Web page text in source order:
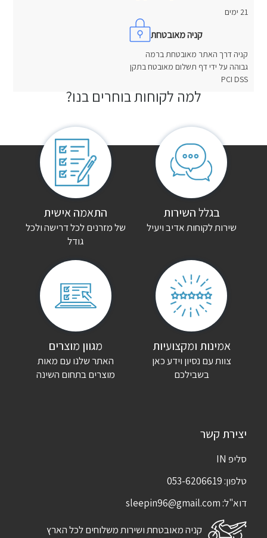
21 ימים
קניה מאובטחת
קניה דרך האתר מאובטחת ברמה
גבוהה על ידי דף תשלום מאובטח בתקן
PCI DSS
אין עדיין חוות דעת.
היה הראשון לכתוב סקירה “מיטה מעץ מלא מארס”
האימייל לא יוצג באתר.
שדות החובה מסומנים
שמור בדפדפן זה את השם, האימייל והאתר שלי לפעם הבאה שאגיב.
למה לקוחות בוחרים בנו?
בגלל השירות
שירות לקוחות אדיב ויעיל
התאמה אישית
של מזרנים לכל דרישה ולכל
גודל
אמינות ומקצועיות
צוות עם נסיון וידע כאן
בשבילכם
מגוון מוצרים
האתר שלנו עם מאות
מוצרים בתחום השינה
יצירת קשר
סליפ IN
טלפון:053-6206619
דוא"ל:sleepin96@gmail.com
קניה מאובטחת ושירות משלוחים לכל הארץ